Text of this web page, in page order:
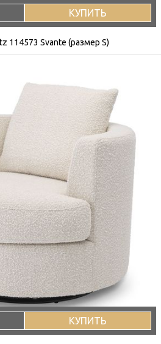
КУПИТЬ
114573 Svante (размер S)
КУПИТЬ